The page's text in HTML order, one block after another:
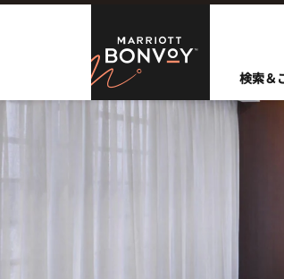
Skip to Content
検索＆